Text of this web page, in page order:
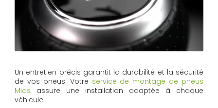
Un entretien précis garantit la durabilité et la sécurité
de vos pneus. Votre service de montage de pneus
Mios assure une installation adaptée à chaque
véhicule.